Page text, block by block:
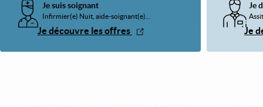
Je suis soignant
Infirmier(e) Nuit, aide-soignant(e)...
Je découvre les offres
Je
Je